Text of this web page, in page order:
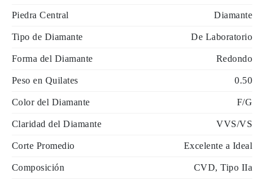
Piedra Central Diamante
Tipo de Diamante De Laboratorio
Forma del Diamante Redondo
Peso en Quilates 0.50
Color del Diamante F/G
Claridad del Diamante VVS/VS
Corte Promedio Excelente a Ideal
Composición CVD, Tipo IIa